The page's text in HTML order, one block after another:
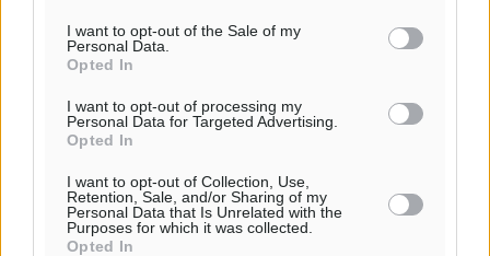
I want to opt-out of the Sale of my
Personal Data.
Opted In
I want to opt-out of processing my
Personal Data for Targeted Advertising.
Opted In
I want to opt-out of Collection, Use,
Retention, Sale, and/or Sharing of my
Personal Data that Is Unrelated with the
Purposes for which it was collected.
Opted In
Στην ΑΑΔΕ ο Μητσοτάκης για το myAGRO: «Είναι μια
πολύ σημαντική ημέρα για τον πρωτογενή τομέα»
Ειδήσεις• πριν 1 ώρα
διανυκτερεύσεις
Ειδήσεις• πριν 1 ώρα